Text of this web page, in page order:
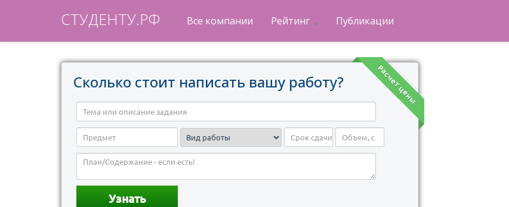
СТУДЕНТУ.РФ Все компании Рейтинг Публикации
Расчет цены
Сколько стоит написать вашу работу?